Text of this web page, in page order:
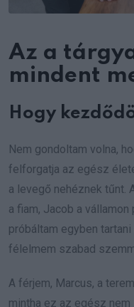
Az a
mindent
Hogy
Nem gondoltam volna,
felforgatja az egész
a levegő nehéznek tűnt.
a fiam, Jacob a
próbáltam egyben
félelmem szabad
A férjem, Marcus, a
mintha ez az egész nem